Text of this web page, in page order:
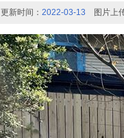
更新时间： 2022-03-13 图片上